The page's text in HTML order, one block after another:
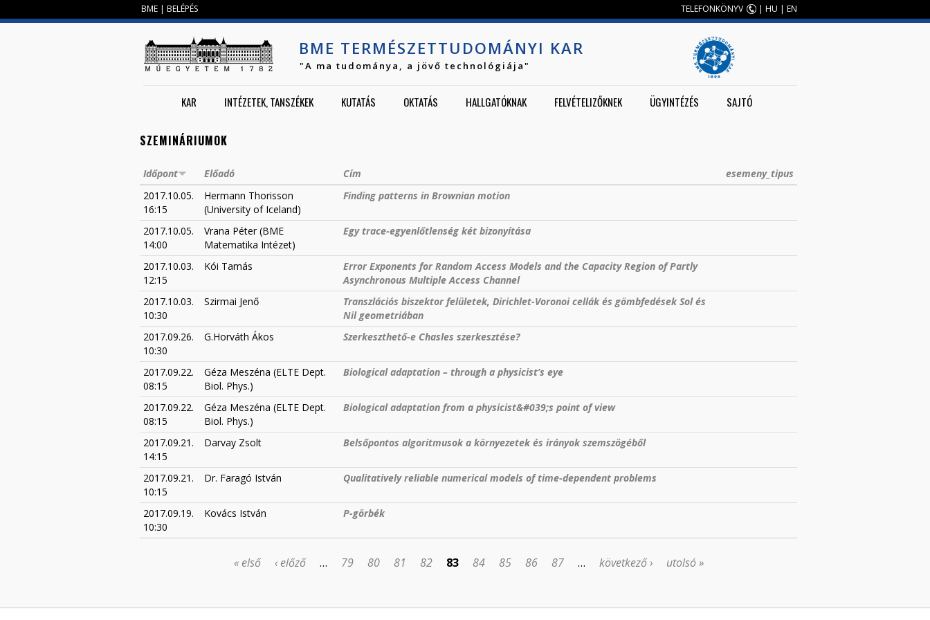
BME | BELÉPÉS TELEFONKÖNYV | HU | EN
BME TERMÉSZETTUDOMÁNYI KAR
"A ma tudománya, a jövő technológiája"
KAR INTÉZETEK, TANSZÉKEK KUTATÁS OKTATÁS HALLGATÓKNAK FELVÉTELIZŐKNEK ÜGYINTÉZÉS SAJTÓ
SZEMINÁRIUMOK
Időpont Előadó Cím
esemeny_tipus
2017.10.05.
16:15
Hermann Thorisson
(University of Iceland)
Finding patterns in Brownian motion
2017.10.05.
14:00
Vrana Péter (BME
Matematika Intézet)
Egy trace-egyenlőtlenség két bizonyítása
2017.10.03.
12:15
Kói Tamás
Error Exponents for Random Access Models and the Capacity Region of Partly
Asynchronous Multiple Access Channel
2017.10.03.
10:30
Szirmai Jenő
Transzlációs biszektor felületek, Dirichlet-Voronoi cellák és gömbfedések Sol és
Nil geometriában
2017.09.26.
10:30
G.Horváth Ákos Szerkeszthető-e Chasles szerkesztése?
2017.09.22.
08:15
Géza Meszéna (ELTE Dept.
Biol. Phys.)
Biological adaptation – through a physicist’s eye
2017.09.22.
08:15
Géza Meszéna (ELTE Dept.
Biol. Phys.)
Biological adaptation from a physicist&#039;s point of view
2017.09.21.
14:15
Darvay Zsolt Belsőpontos algoritmusok a környezetek és irányok szemszögéből
2017.09.21.
10:15
Dr. Faragó István Qualitatively reliable numerical models of time-dependent problems
2017.09.19.
10:30
Kovács István P-görbék
« első ‹ előző … 79 80 81 82 83 84 85 86 87 … következő › utolsó »